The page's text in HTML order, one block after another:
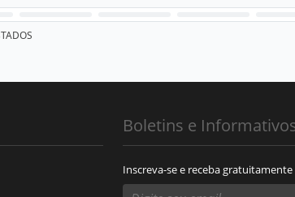
Boletins e
Inscreva-se e receba gratuitamente